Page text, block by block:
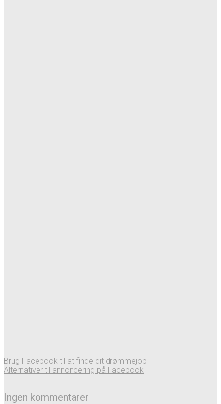
Brug Facebook til at finde dit drømmejob
Alternativer til annoncering på Facebook
Ingen kommentarer